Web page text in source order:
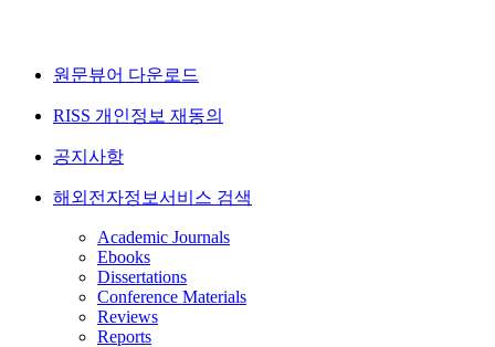
원문뷰어 다운로드
RISS 개인정보 재동의
공지사항
해외전자정보서비스 검색
Academic Journals
Ebooks
Dissertations
Conference Materials
Reviews
Reports